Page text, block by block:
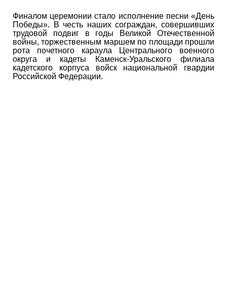
Финалом церемонии стало исполнение песни «День
Победы». В честь наших сограждан, совершивших
трудовой подвиг в годы Великой Отечественной
войны, торжественным маршем по площади прошли
рота почетного караула Центрального военного
округа и кадеты Каменск-Уральского филиала
кадетского корпуса войск национальной гвардии
Российской Федерации.